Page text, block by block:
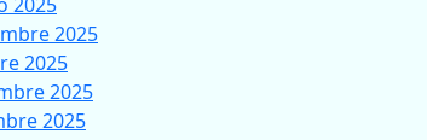
2025
2025
2025
2025